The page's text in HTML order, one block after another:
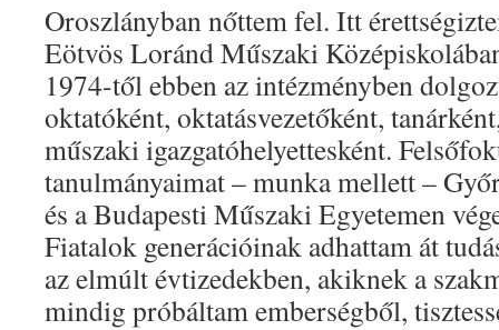
Oroszlányban nőttem fel. Itt
Eötvös Loránd Műszaki
1974-től ebben az intézményben
oktatóként, oktatásvezetőként,
műszaki igazgatóhelyettesként.
tanulmányaimat – munka mellett –
és a Budapesti Műszaki Egyetemen
Fiatalok generációinak adhattam át
az elmúlt évtizedekben, akiknek a
mindig próbáltam emberségből,